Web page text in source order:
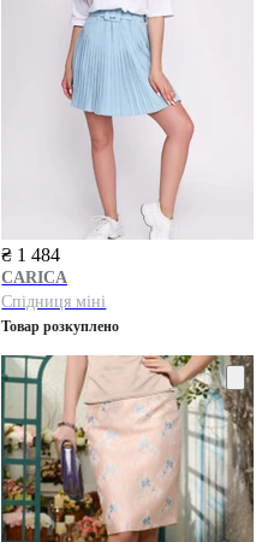
₴ 1 484
CARICA
Спідниця міні
Товар розкуплено